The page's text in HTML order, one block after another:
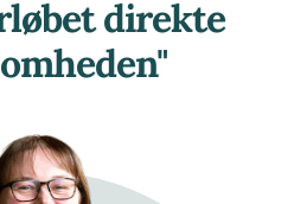
direkte